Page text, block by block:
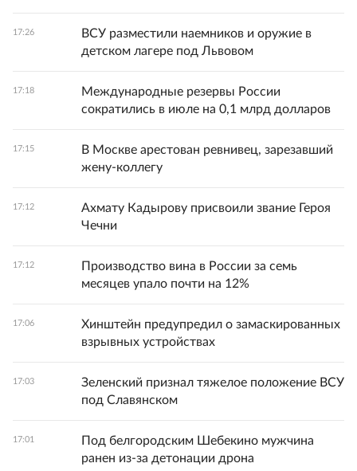
17:26
ВСУ разместили наемников и оружие в
детском лагере под Львовом
17:18
Международные резервы России
сократились в июле на 0,1 млрд долларов
17:15
В Москве арестован ревнивец, зарезавший
жену-коллегу
17:12
Ахмату Кадырову присвоили звание Героя
Чечни
17:12
Производство вина в России за семь
месяцев упало почти на 12%
17:06
Хинштейн предупредил о замаскированных
взрывных устройствах
17:03
Зеленский признал тяжелое положение ВСУ
под Славянском
17:01
Под белгородским Шебекино мужчина
ранен из-за детонации дрона